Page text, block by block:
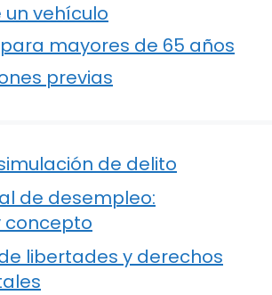
vehículo
mayores de 65 años
previas
de delito
de desempleo:
concepto
libertades y derechos